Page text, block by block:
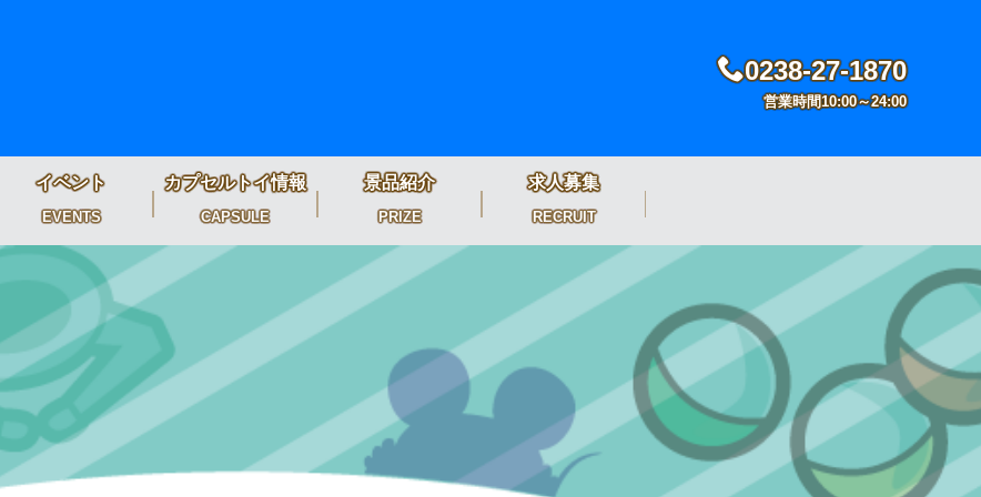
0238-27-1870
営業時間10:00～24:00
イベント
EVENTS
カプセルトイ情報
CAPSULE
景品紹介
PRIZE
求人募集
RECRUIT